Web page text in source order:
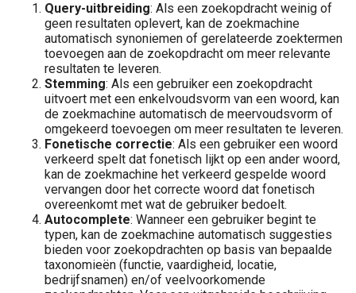
Query-uitbreiding: Als een zoekopdracht weinig of
geen resultaten oplevert, kan de zoekmachine
automatisch synoniemen of gerelateerde zoektermen
toevoegen aan de zoekopdracht om meer relevante
resultaten te leveren.
Stemming: Als een gebruiker een zoekopdracht
uitvoert met een enkelvoudsvorm van een woord, kan
de zoekmachine automatisch de meervoudsvorm of
omgekeerd toevoegen om meer resultaten te leveren.
Fonetische correctie: Als een gebruiker een woord
verkeerd spelt dat fonetisch lijkt op een ander woord,
kan de zoekmachine het verkeerd gespelde woord
vervangen door het correcte woord dat fonetisch
overeenkomt met wat de gebruiker bedoelt.
Autocomplete: Wanneer een gebruiker begint te
typen, kan de zoekmachine automatisch suggesties
bieden voor zoekopdrachten op basis van bepaalde
taxonomieën (functie, vaardigheid, locatie,
bedrijfsnamen) en/of veelvoorkomende